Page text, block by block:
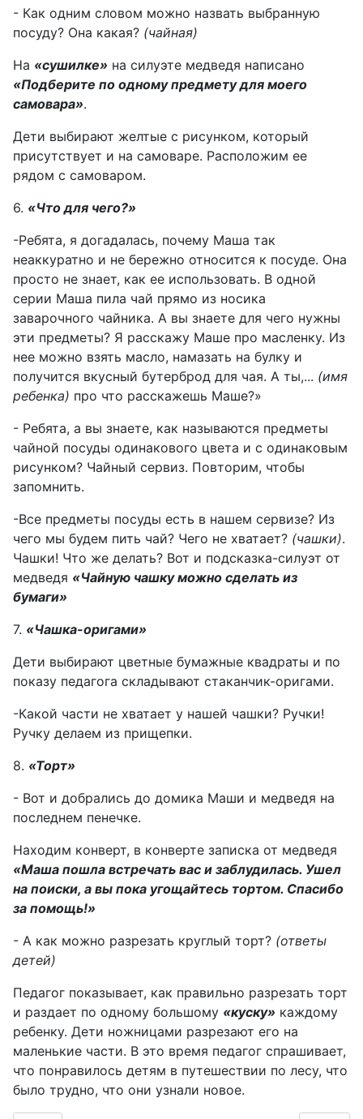
- Как одним словом можно назвать выбранную
посуду? Она какая? (чайная)
На «сушилке» на силуэте медведя написано
«Подберите по одному предмету для моего
самовара».
Дети выбирают желтые с рисунком, который
присутствует и на самоваре. Расположим ее
рядом с самоваром.
6. «Что для чего?»
-Ребята, я догадалась, почему Маша так
неаккуратно и не бережно относится к посуде. Она
просто не знает, как ее использовать. В одной
серии Маша пила чай прямо из носика
заварочного чайника. А вы знаете для чего нужны
эти предметы? Я расскажу Маше про масленку. Из
нее можно взять масло, намазать на булку и
получится вкусный бутерброд для чая. А ты,... (имя
ребенка) про что расскажешь Маше?»
- Ребята, а вы знаете, как называются предметы
чайной посуды одинакового цвета и с одинаковым
рисунком? Чайный сервиз. Повторим, чтобы
запомнить.
-Все предметы посуды есть в нашем сервизе? Из
чего мы будем пить чай? Чего не хватает? (чашки).
Чашки! Что же делать? Вот и подсказка-силуэт от
медведя «Чайную чашку можно сделать из
бумаги»
7. «Чашка-оригами»
Дети выбирают цветные бумажные квадраты и по
показу педагога складывают стаканчик-оригами.
-Какой части не хватает у нашей чашки? Ручки!
Ручку делаем из прищепки.
8. «Торт»
- Вот и добрались до домика Маши и медведя на
последнем пенечке.
Находим конверт, в конверте записка от медведя
«Маша пошла встречать вас и заблудилась. Ушел
на поиски, а вы пока угощайтесь тортом. Спасибо
за помощь!»
- А как можно разрезать круглый торт? (ответы
детей)
Педагог показывает, как правильно разрезать торт
и раздает по одному большому «куску» каждому
ребенку. Дети ножницами разрезают его на
маленькие части. В это время педагог спрашивает,
что понравилось детям в путешествии по лесу, что
было трудно, что они узнали новое.